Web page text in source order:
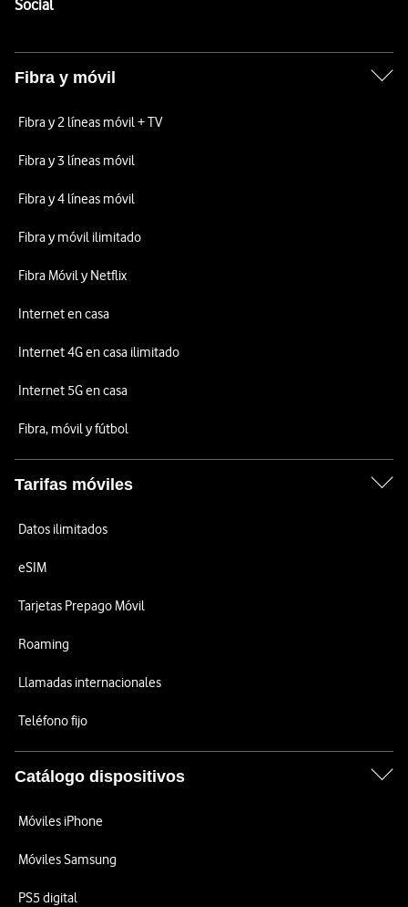
SocialEnlaces a las redes sociales de Vodafone
Fibra y móvil
Fibra y 2 líneas móvil + TV
Fibra y 3 líneas móvil
Fibra y 4 líneas móvil
Fibra y móvil ilimitado
Fibra Móvil y Netflix
Internet en casa
Internet 4G en casa ilimitado
Internet 5G en casa
Fibra, móvil y fútbol
Tarifas móviles
Datos ilimitados
eSIM
Tarjetas Prepago Móvil
Roaming
Llamadas internacionales
Teléfono fijo
Catálogo dispositivos
Móviles iPhone
Móviles Samsung
PS5 digital